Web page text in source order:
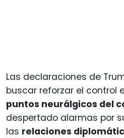
Las declaraciones de
buscar reforzar el control
puntos neurálgicos del
despertado alarmas por
las relaciones